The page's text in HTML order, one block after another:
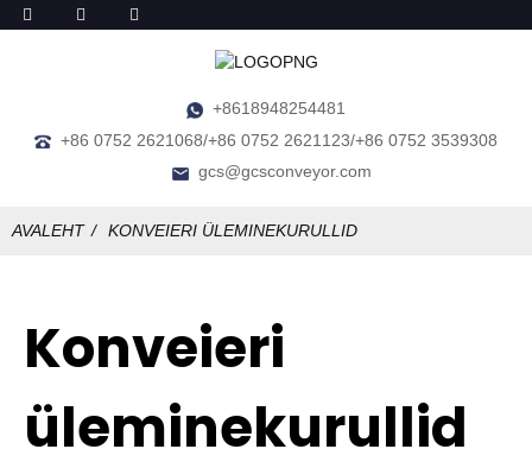
+8618948254481
+86 0752 2621068/+86 0752 2621123/+86 0752 3539308
gcs@gcsconveyor.com
AVALEHT KONVEIERI ÜLEMINEKURULLID
Konveieri
üleminekurullid